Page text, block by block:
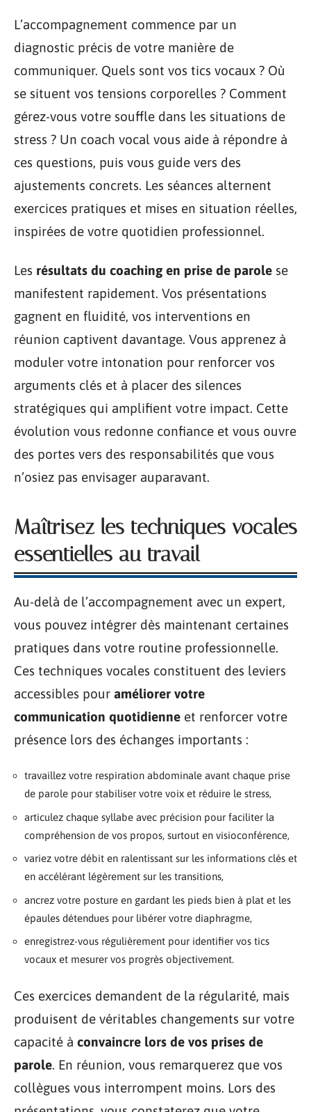
L’accompagnement commence par un
diagnostic précis de votre manière de
communiquer. Quels sont vos tics vocaux ? Où
se situent vos tensions corporelles ? Comment
gérez-vous votre souffle dans les situations de
stress ? Un coach vocal vous aide à répondre à
ces questions, puis vous guide vers des
ajustements concrets. Les séances alternent
exercices pratiques et mises en situation réelles,
inspirées de votre quotidien professionnel.
Les résultats du coaching en prise de parole se
manifestent rapidement. Vos présentations
gagnent en fluidité, vos interventions en
réunion captivent davantage. Vous apprenez à
moduler votre intonation pour renforcer vos
arguments clés et à placer des silences
stratégiques qui amplifient votre impact. Cette
évolution vous redonne confiance et vous ouvre
des portes vers des responsabilités que vous
n’osiez pas envisager auparavant.
Maîtrisez les techniques vocales
essentielles au travail
Au-delà de l’accompagnement avec un expert,
vous pouvez intégrer dès maintenant certaines
pratiques dans votre routine professionnelle.
Ces techniques vocales constituent des leviers
accessibles pour améliorer votre
communication quotidienne et renforcer votre
présence lors des échanges importants :
travaillez votre respiration abdominale avant chaque prise
de parole pour stabiliser votre voix et réduire le stress,
articulez chaque syllabe avec précision pour faciliter la
compréhension de vos propos, surtout en visioconférence,
variez votre débit en ralentissant sur les informations clés et
en accélérant légèrement sur les transitions,
ancrez votre posture en gardant les pieds bien à plat et les
épaules détendues pour libérer votre diaphragme,
enregistrez-vous régulièrement pour identifier vos tics
vocaux et mesurer vos progrès objectivement.
Ces exercices demandent de la régularité, mais
produisent de véritables changements sur votre
capacité à convaincre lors de vos prises de
parole. En réunion, vous remarquerez que vos
collègues vous interrompent moins. Lors des